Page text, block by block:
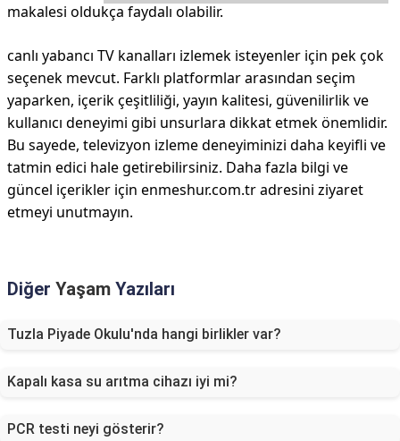
makalesi oldukça faydalı olabilir.
canlı yabancı TV kanalları izlemek isteyenler için pek çok
seçenek mevcut. Farklı platformlar arasından seçim
yaparken, içerik çeşitliliği, yayın kalitesi, güvenilirlik ve
kullanıcı deneyimi gibi unsurlara dikkat etmek önemlidir.
Bu sayede, televizyon izleme deneyiminizi daha keyifli ve
tatmin edici hale getirebilirsiniz. Daha fazla bilgi ve
güncel içerikler için enmeshur.com.tr adresini ziyaret
etmeyi unutmayın.
Diğer Yaşam Yazıları
Tuzla Piyade Okulu'nda hangi birlikler var?
Kapalı kasa su arıtma cihazı iyi mi?
PCR testi neyi gösterir?